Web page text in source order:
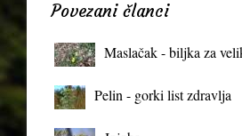
Povezani članci
Maslačak - biljka za
Pelin - gorki list zdravlja